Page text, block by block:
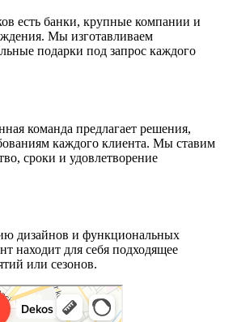
есть банки, крупные компании и
Мы изготавливаем
подарки под запрос каждого
команда предлагает решения,
каждого клиента. Мы ставим
сроки и удовлетворение
дизайнов и функциональных
находит для себя подходящее
или сезонов.